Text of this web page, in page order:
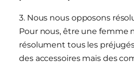
3. Nous nous opposons
Pour nous, être une femme
résolument tous les
des accessoires mais des